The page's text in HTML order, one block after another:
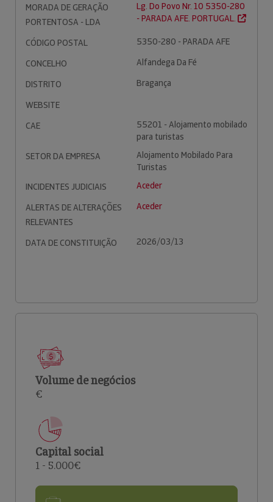
MORADA DE GERAÇÃO
PORTENTOSA - LDA
Lg. Do Povo Nr. 10 5350-280
- PARADA AFE. PORTUGAL.
CÓDIGO POSTAL
5350-280 - PARADA AFE
CONCELHO
Alfandega Da Fé
DISTRITO
Bragança
WEBSITE
CAE
55201 - Alojamento mobilado
para turistas
SETOR DA EMPRESA
Alojamento Mobilado Para
Turistas
INCIDENTES JUDICIAIS
Aceder
ALERTAS DE ALTERAÇÕES
RELEVANTES
Aceder
DATA DE CONSTITUIÇÃO 2026/03/13
Volume de negócios
€
Capital social
1 - 5.000€